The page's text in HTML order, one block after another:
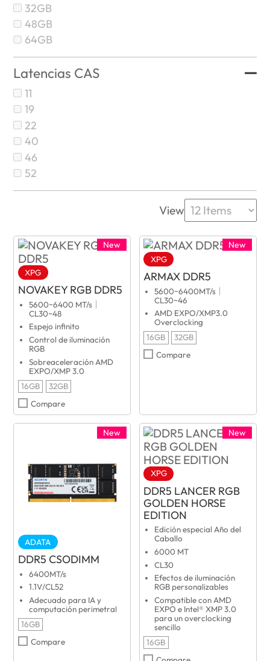
32GB
48GB
64GB
Latencias CAS
11
19
22
40
46
52
View
New
XPG
NOVAKEY RGB DDR5
5600~6400 MT/s｜
CL30~48
Espejo infinito
Control de iluminación
RGB
Sobreaceleración AMD
EXPO/XMP 3.0
16GB
32GB
Compare
New
XPG
ARMAX DDR5
5600~6400MT/s｜
CL30~46
AMD EXPO/XMP3.0
Overclocking
16GB
32GB
Compare
New
ADATA
DDR5 CSODIMM
6400MT/s
1.1V/CL52
Adecuado para IA y
computación perimetral
16GB
Compare
New
XPG
DDR5 LANCER RGB
GOLDEN HORSE
EDITION
Edición especial Año del
Caballo
6000 MT
CL30
Efectos de iluminación
RGB personalizables
Compatible con AMD
EXPO e Intel® XMP 3.0
para un overclocking
sencillo
16GB